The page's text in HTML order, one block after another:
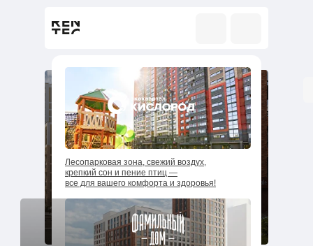
Лесопарковая зона, свежий воздух,
крепкий сон и пение птиц —
все для вашего комфорта и здоровья!
СТРОИМ СЧАСТЬЕ !
←
2026
ФИНАЛИСТ
ТОП ЖК
Соблюдение
сроков ввода
жилья
5 из 5
ТОП 5
Удмуртии
застройщиков